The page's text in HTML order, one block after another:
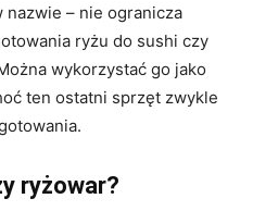
– nie ogranicza
ryżu do sushi czy
wykorzystać go jako
ten ostatni sprzęt zwykle
ryżowar?